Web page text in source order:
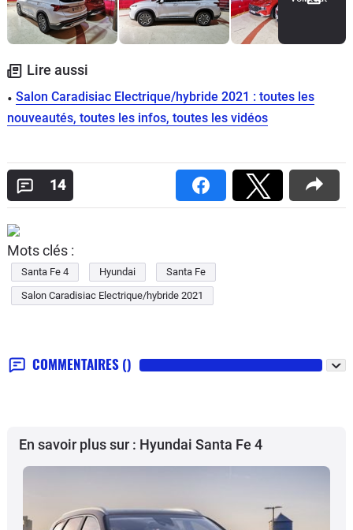
Lire aussi
Salon Caradisiac Electrique/hybride 2021 : toutes les
nouveautés, toutes les infos, toutes les vidéos
14
Mots clés :
Santa Fe 4 Hyundai
Santa Fe
Salon Caradisiac Electrique/hybride 2021
COMMENTAIRES ()
En savoir plus sur : Hyundai Santa Fe 4